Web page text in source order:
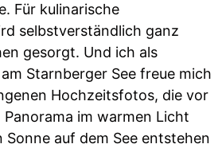
Für kulinarische
selbstverständlich ganz
gesorgt. Und ich als
Starnberger See freue mich
Hochzeitsfotos, die vor
im warmen Licht
auf dem See entstehen